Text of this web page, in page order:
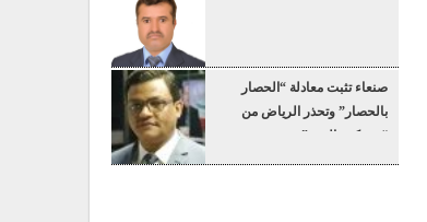
صنعاء تثبت معادلة “الحصار
بالحصار” وتحذر الرياض من
“عسكرة البحر”